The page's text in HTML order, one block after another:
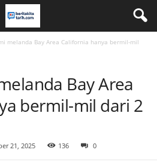
melanda Bay Area California hanya bermil-mil
Bay Area
bermil-mil dari 2
21, 2025 136 0